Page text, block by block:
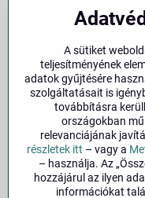
Nyitvatartás:
Hétfő–Péntek:
Szombat:
Vasárnap: Zárva
Bolt megtekintése a
A sütiket
teljesítményének
adatok gyűjtésére
szolgáltatásait is
továbbításra
országokban
relevanciájának
részletek itt – vagy a
– használja. Az
hozzájárul az ilyen
információkat